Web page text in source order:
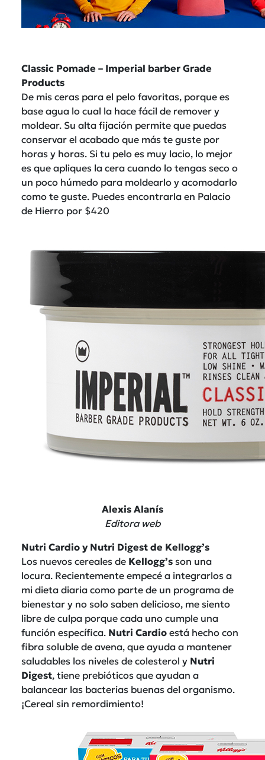
Classic Pomade – Imperial barber Grade
Products
De mis ceras para el pelo favoritas, porque es
base agua lo cual la hace fácil de remover y
moldear. Su alta fijación permite que puedas
conservar el acabado que más te guste por
horas y horas. Si tu pelo es muy lacio, lo mejor
es que apliques la cera cuando lo tengas seco o
un poco húmedo para moldearlo y acomodarlo
como te guste. Puedes encontrarla en Palacio
de Hierro por $420
Alexis Alanís
Editora web
Nutri Cardio y Nutri Digest de Kellogg’s
Los nuevos cereales de Kellogg’s son una
locura. Recientemente empecé a integrarlos a
mi dieta diaria como parte de un programa de
bienestar y no solo saben delicioso, me siento
libre de culpa porque cada uno cumple una
función específica. Nutri Cardio está hecho con
fibra soluble de avena, que ayuda a mantener
saludables los niveles de colesterol y Nutri
Digest, tiene prebióticos que ayudan a
balancear las bacterias buenas del organismo.
¡Cereal sin remordimiento!